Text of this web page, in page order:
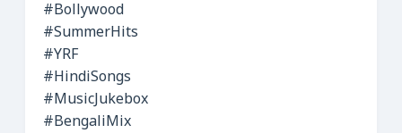
#Bollywood
#SummerHits
#YRF
#HindiSongs
#MusicJukebox
#BengaliMix